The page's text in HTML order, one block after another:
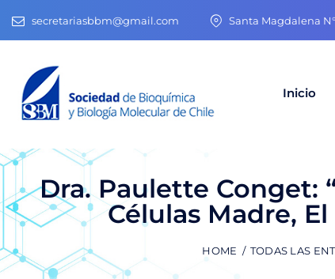
secretariasbbm@gmail.com Santa Magdalena
Inicio
Dra. Paulette Conget:
Células Madre,
HOME TODAS LAS